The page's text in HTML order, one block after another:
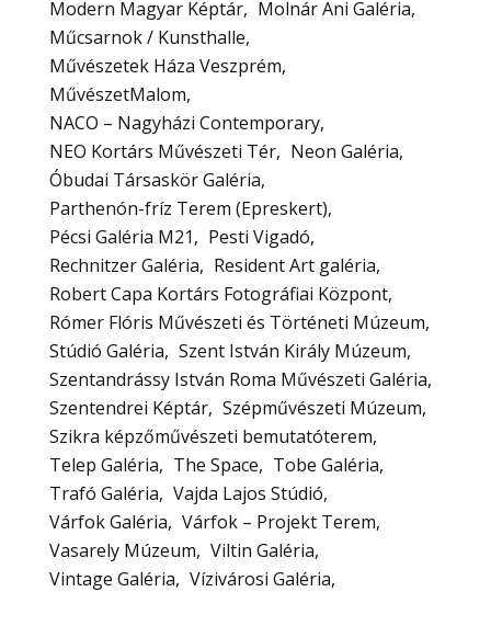
Modern Magyar Képtár
Molnár Ani Galéria
Műcsarnok / Kunsthalle
Művészetek Háza Veszprém
MűvészetMalom
NACO – Nagyházi Contemporary
NEO Kortárs Művészeti Tér
Neon Galéria
Óbudai Társaskör Galéria
Parthenón-fríz Terem (Epreskert)
Pécsi Galéria M21
Pesti Vigadó
Rechnitzer Galéria
Resident Art galéria
Robert Capa Kortárs Fotográfiai Központ
Rómer Flóris Művészeti és Történeti Múzeum
Stúdió Galéria
Szent István Király Múzeum
Szentandrássy István Roma Művészeti Galéria
Szentendrei Képtár Szépművészeti Múzeum
Szikra képzőművészeti bemutatóterem
Telep Galéria
The Space
Tobe Galéria
Trafó Galéria
Vajda Lajos Stúdió
Várfok Galéria
Várfok – Projekt Terem
Vasarely Múzeum
Viltin Galéria
Vintage Galéria
Vízivárosi Galéria